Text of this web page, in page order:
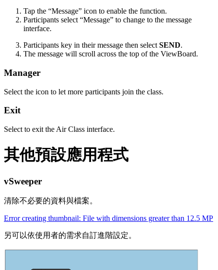
Tap the “Message” icon to enable the function.
Participants select “Message” to change to the message
interface.
Participants key in their message then select SEND.
The message will scroll across the top of the ViewBoard.
Manager
Select the icon to let more participants join the class.
Exit
Select to exit the Air Class interface.
其他預設應用程式
vSweeper
清除不必要的資料與檔案。
Error creating thumbnail: File with dimensions greater than 12.5 MP
另可以依使用者的需求自訂進階設定。